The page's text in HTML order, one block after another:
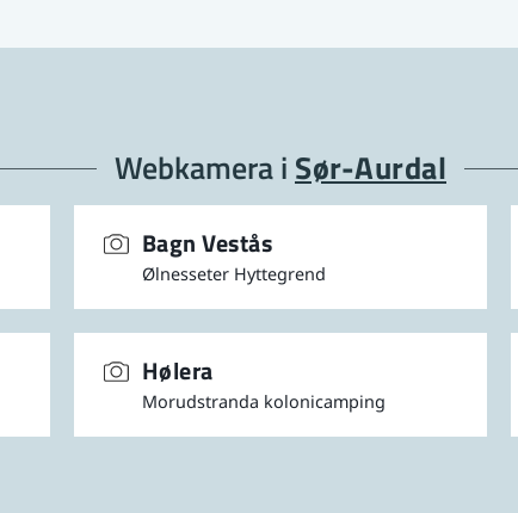
Oppdaterer seg med webkamera
Vi ser på bruken av denne siden, at webkameraene i
hva brukes de til? Vår erfaring er at folk bruker dette som
trafikk, vær og snøforhold. Slik kan en hytteeier sjekke
Webkamera i Sør-Aurdal
Bagn Vestås
Ølnesseter Hyttegrend
Hølera
Morudstranda kolonicamping